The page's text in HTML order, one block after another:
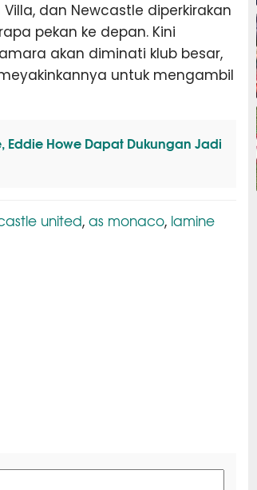
dan Newcastle diperkirakan
pekan ke depan. Kini
akan diminati klub besar,
untuk mengambil
Eddie Howe Dapat Dukungan Jadi
united, as monaco, lamine